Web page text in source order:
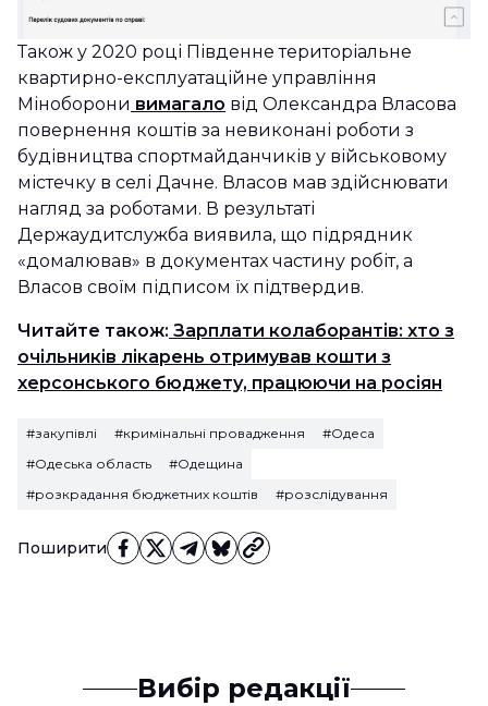
Поширити
Також у 2020 році Південне територіальне
квартирно-експлуатаційне управління
Міноборони вимагало від Олександра Власова
повернення коштів за невиконані роботи з
будівництва спортмайданчиків у військовому
містечку в селі Дачне. Власов мав здійснювати
нагляд за роботами. В результаті
Держаудитслужба виявила, що підрядник
«домалював» в документах частину робіт, а
Власов своїм підписом їх підтвердив.
Читайте також: Зарплати колаборантів: хто з
очільників лікарень отримував кошти з
херсонського бюджету, працюючи на росіян
#закупівлі #кримінальні провадження
#Одеса
#Одеська область
#Одещина
#розкрадання бюджетних коштів
#розслідування
Вибір редакції